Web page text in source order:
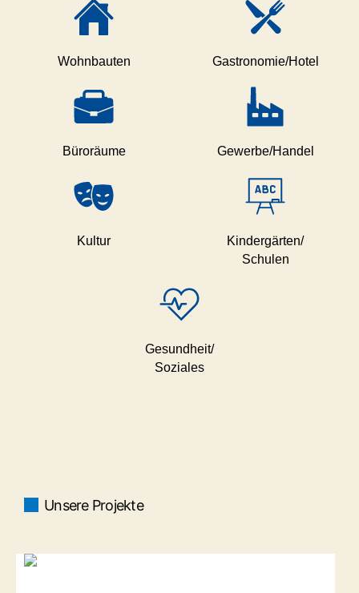
Wohnbauten Gastronomie/Hotel
Büroräume Gewerbe/Handel
Kultur
Kindergärten/
Schulen
Gesundheit/
Soziales
Unsere Projekte